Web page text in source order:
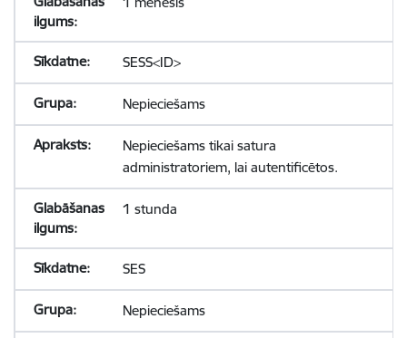
SESS<ID>
Nepieciešams
Nepieciešams tikai satura
administratoriem, lai autentificētos.
1 stunda
SES
Nepieciešams